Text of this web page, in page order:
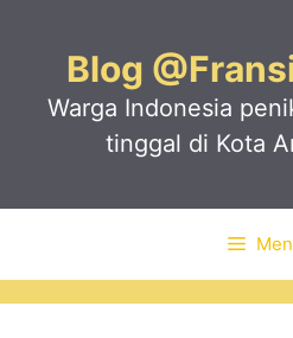
Blog
Warga Indonesia
tinggal di Kota